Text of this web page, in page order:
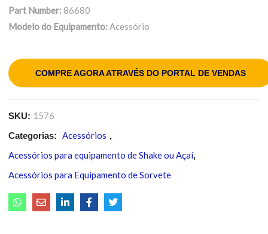
Part Number: 86680
Modelo do Equipamento: Acessório
COMPRE AGORA ATRAVÉS DO PORTAL DE VENDAS
SKU: 1576
Categorias: Acessórios ,
Acessórios para equipamento de Shake ou Açaí,
Acessórios para Equipamento de Sorvete